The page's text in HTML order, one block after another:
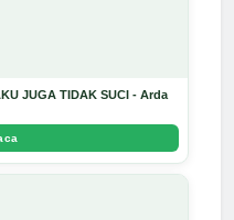
JUGA TIDAK SUCI - Arda